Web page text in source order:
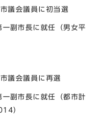
員に初当選
任（男女平
員に再選
任（都市計
）